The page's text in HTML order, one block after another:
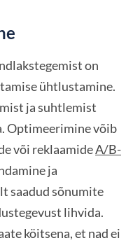
on
ühtlustamine.
ja suhtlemist
Optimeerimine võib
või reklaamideA/B-
ja
saadud sõnumite
lihvida.
köitsena, et nad ei